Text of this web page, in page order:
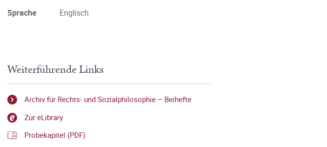
Sprache
Englisch
Weiterführende Links
Archiv für Rechts- und Sozialphilosophie – Beihefte
Zur eLibrary
Probekapitel (PDF)